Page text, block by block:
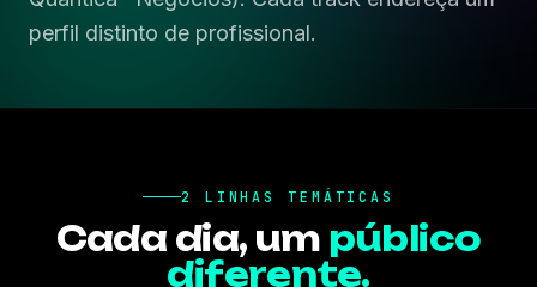
SOBRE O EVENTO
Local
perfil distinto de profissional.
2 LINHAS TEMÁTICAS
Cada dia, um público
diferente.